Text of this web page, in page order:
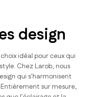
design
idéal pour ceux qui
Chez Larob, nous
qui s'harmonisent
sur mesure,